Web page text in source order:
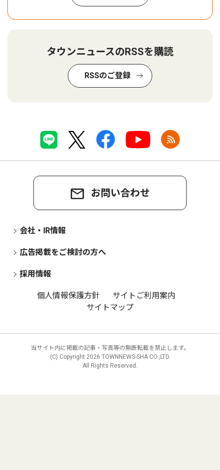
タウンニュースのRSSを購読
RSSのご登録
お問い合わせ
会社・IR情報
広告掲載をご検討の方へ
採用情報
個人情報保護方針
サイトご利用案内
サイトマップ
当サイト内に掲載の記事・写真等の無断転載を禁止します。
(C) Copyright 2026 TOWNNEWS-SHA CO.,LTD.
All Rights Reserved.